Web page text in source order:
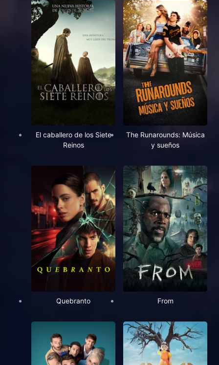
El caballero de los Siete
Reinos
The Runarounds: Música
y sueños
Quebranto From